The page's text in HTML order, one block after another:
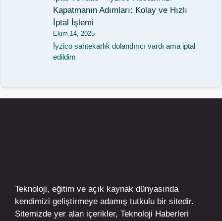
Kapatmanın Adımları: Kolay ve Hızlı
İptal İşlemi
Ekim 14, 2025
İyzico sahtekarlık dolandırıcı vardı ama iptal
edildim
Teknoloji, eğitim ve açık kaynak dünyasında
kendimizi geliştirmeye adamış tutkulu bir sitedir.
Sitemizde yer alan içerikler, Teknoloji Haberleri